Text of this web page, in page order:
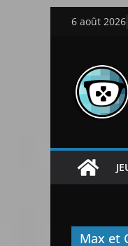
Passer6 août 2026
Max et